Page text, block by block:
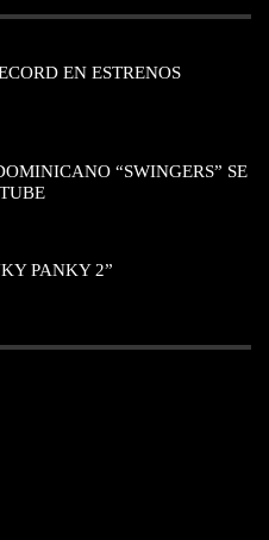
EN ESTRENOS
“SWINGERS” SE
PANKY 2”